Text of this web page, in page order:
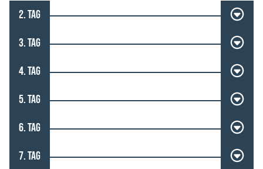
2. TAG
3. TAG
4. TAG
5. TAG
6. TAG
7. TAG